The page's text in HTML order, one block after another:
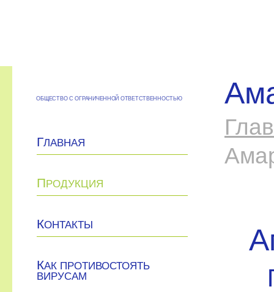
ОБЩЕСТВО С ОГРАНИЧЕННОЙ ОТВЕТСТВЕННОСТЬЮ
ГЛАВНАЯ
ПРОДУКЦИЯ
КОНТАКТЫ
КАК ПРОТИВОСТОЯТЬ
ВИРУСАМ